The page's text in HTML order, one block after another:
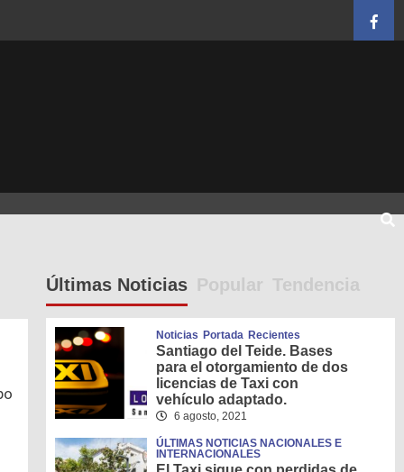
Últimas Noticias Popular Tendencia
Noticias Portada Recientes
Santiago del Teide. Bases
para el otorgamiento de dos
licencias de Taxi con
vehículo adaptado.
6 agosto, 2021
ÚLTIMAS NOTICIAS NACIONALES E
INTERNACIONALES